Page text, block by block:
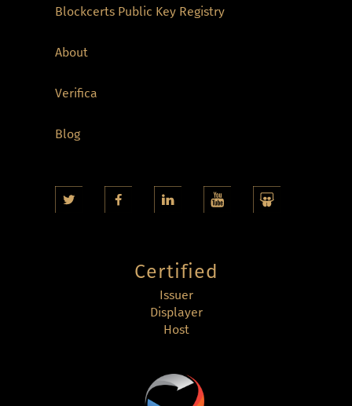
Blockcerts Public Key Registry
About
Verifica
Blog
Certified
Issuer
Displayer
Host